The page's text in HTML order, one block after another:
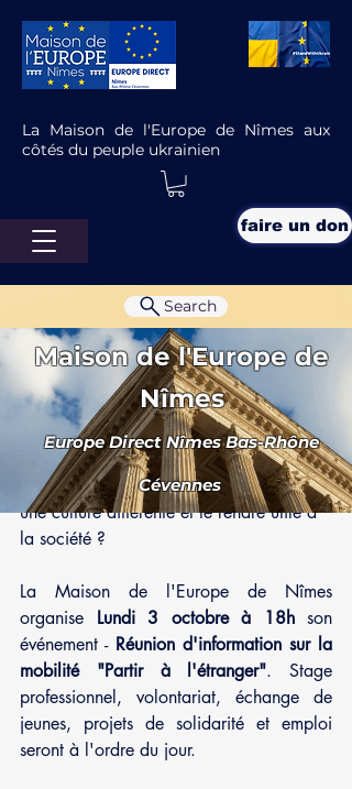
La Maison de l'Europe de Nîmes aux
côtés du peuple ukrainien
faire un don
Maison de l'Europe de
Nîmes
Europe Direct Nîmes Bas-Rhône
Cévennes
Search
3/10 - Réunion d'info
Envie de partir à l'étranger, connaître
une culture différente et te rendre utile à
la société ?
La Maison de l'Europe de Nîmes
organise Lundi 3 octobre à 18h son
événement - Réunion d'information sur la
mobilité "Partir à l'étranger". Stage
professionnel, volontariat, échange de
jeunes, projets de solidarité et emploi
seront à l'ordre du jour.